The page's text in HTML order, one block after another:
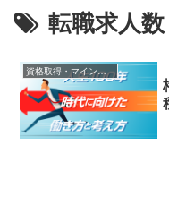
転職求人数
資格取得・マインド（共通）